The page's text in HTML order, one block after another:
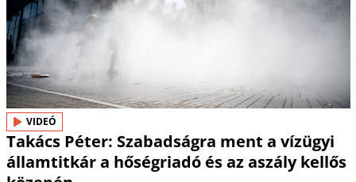
VIDEÓ
Takács Péter: Szabadságra ment a vízügyi
államtitkár a hőségriadó és az aszály kellős